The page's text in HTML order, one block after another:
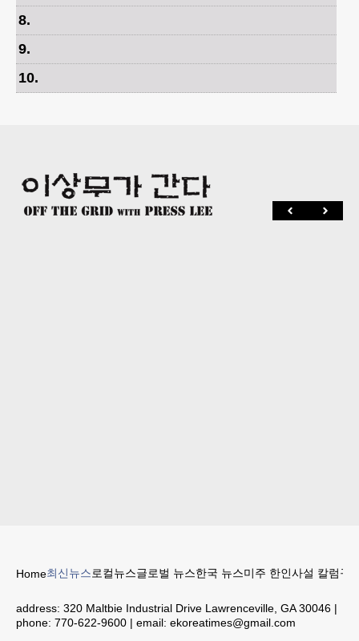
8.
9.
10.
Home최신뉴스로컬뉴스글로벌 뉴스한국 뉴스미주 한인사설 칼럼구
address: 320 Maltbie Industrial Drive Lawrenceville, GA 30046 |
phone: 770-622-9600 | email: ekoreatimes@gmail.com